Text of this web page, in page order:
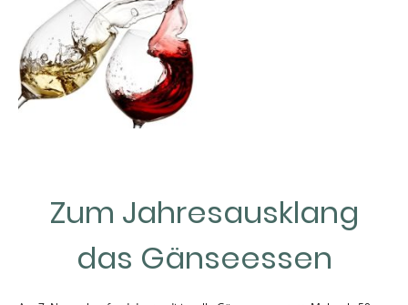
Zum Jahresausklang
das Gänseessen